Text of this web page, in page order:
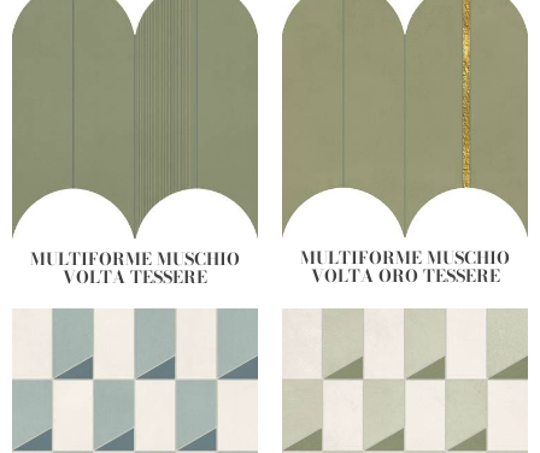
MULTIFORME MUSCHIO
VOLTA TESSERE
MULTIFORME MUSCHIO
VOLTA ORO TESSERE